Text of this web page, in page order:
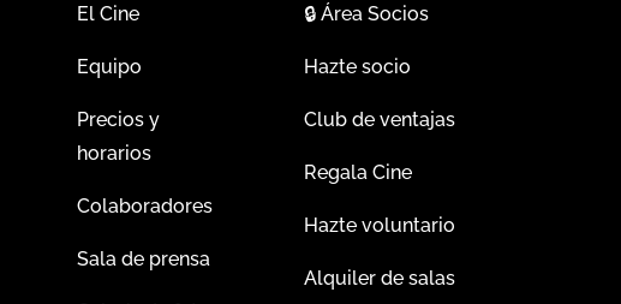
El Cine
Equipo
Precios y
horarios
Colaboradores
Sala de prensa
🔒Área Socios
Hazte socio
Club de ventajas
Regala Cine
Hazte voluntario
Alquiler de salas